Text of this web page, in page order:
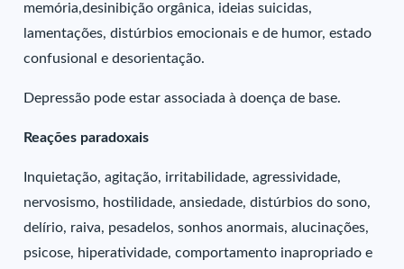
memória,desinibição orgânica, ideias suicidas,
lamentações, distúrbios emocionais e de humor, estado
confusional e desorientação.
Depressão pode estar associada à doença de base.
Reações paradoxais
Inquietação, agitação, irritabilidade, agressividade,
nervosismo, hostilidade, ansiedade, distúrbios do sono,
delírio, raiva, pesadelos, sonhos anormais, alucinações,
psicose, hiperatividade, comportamento inapropriado e